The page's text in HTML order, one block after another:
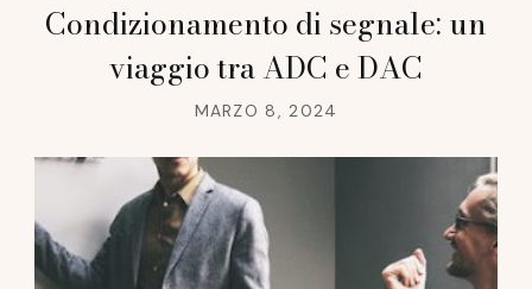
Condizionamento di segnale: un
viaggio tra ADC e DAC
MARZO 8, 2024